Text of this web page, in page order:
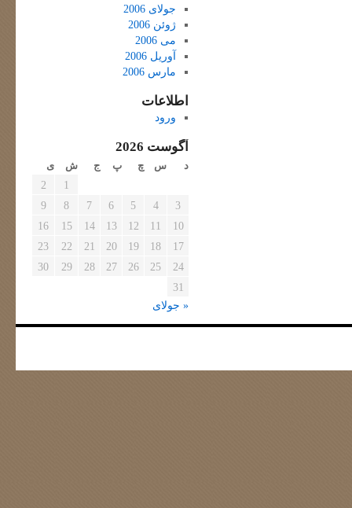
جولای 2006
ژوئن 2006
می 2006
آوریل 2006
مارس 2006
اطلاعات
ورود
آگوست 2026
د س چ پ ج ش ی
1
2
3
4
5
6
7
8
9
10
11
12
13
14
15
16
17
18
19
20
21
22
23
24
25
26
27
28
29
30
31
« جولای